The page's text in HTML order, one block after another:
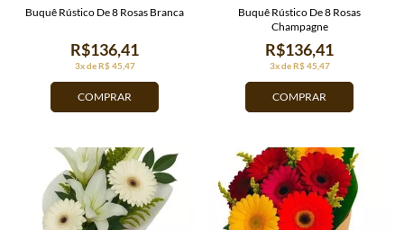
COMPRAR
3x de R$ 45,47
R$136,41
Buquê Rústico De 8 Rosas Branca
COMPRAR
3x de R$ 45,47
R$136,41
Buquê Rústico De 8 Rosas
Champagne